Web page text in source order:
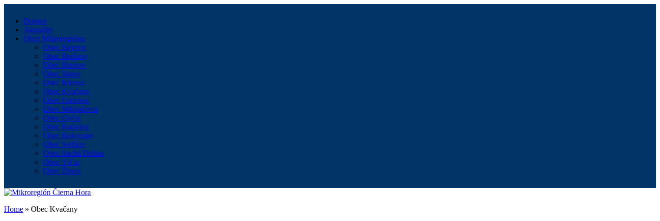
Domov
Aktuality
Obce Mikroregiónu
Obec Bajerov
Obec Brežany
Obec Bzenov
Obec Janov
Obec Klenov
Obec Kvačany
Obec Ľubovec
Obec Miklušovce
Obec Ovčie
Obec Radatice
Obec Rokycany
Obec Sedlice
Obec Suchá Dolina
Obec Víťaz
Obec Žipov
Home » Obec Kvačany